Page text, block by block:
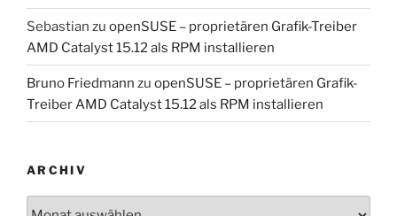
Sebastian zu openSUSE – proprietären Grafik-Treiber
AMD Catalyst 15.12 als RPM installieren
Bruno Friedmann zu openSUSE – proprietären Grafik-
Treiber AMD Catalyst 15.12 als RPM installieren
ARCHIV